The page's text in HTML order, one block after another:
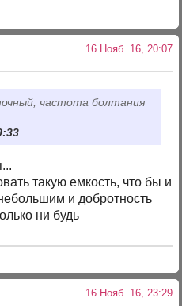
16 Нояб. 16, 20:07
частота болтания
такую емкость, что бы и
и добротность
ни будь
16 Нояб. 16, 23:29